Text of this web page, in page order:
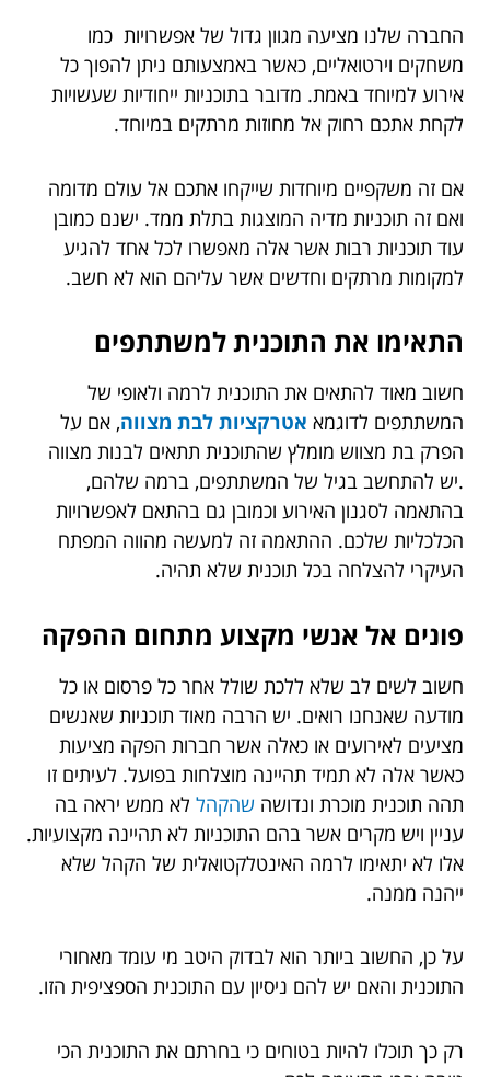
החברה שלנו מציעה מגוון גדול של אפשרויות כמו
משחקים וירטואליים, כאשר באמצעותם ניתן להפוך כל
אירוע למיוחד באמת. מדובר בתוכניות ייחודיות שעשויות
לקחת אתכם רחוק אל מחוזות מרתקים במיוחד.
אם זה משקפיים מיוחדות שייקחו אתכם אל עולם מדומה
ואם זה תוכניות מדיה המוצגות בתלת ממד. ישנם כמובן
עוד תוכניות רבות אשר אלה מאפשרו לכל אחד להגיע
למקומות מרתקים וחדשים אשר עליהם הוא לא חשב.
התאימו את התוכנית למשתתפים
חשוב מאוד להתאים את התוכנית לרמה ולאופי של
המשתתפים לדוגמא אטרקציות לבת מצווה, אם על
הפרק בת מצווש מומלץ שהתוכנית תתאים לבנות מצווה
.יש להתחשב בגיל של המשתתפים, ברמה שלהם,
בהתאמה לסגנון האירוע וכמובן גם בהתאם לאפשרויות
הכלכליות שלכם. ההתאמה זה למעשה מהווה המפתח
העיקרי להצלחה בכל תוכנית שלא תהיה.
פונים אל אנשי מקצוע מתחום ההפקה
חשוב לשים לב שלא ללכת שולל אחר כל פרסום או כל
מודעה שאנחנו רואים. יש הרבה מאוד תוכניות שאנשים
מציעים לאירועים או כאלה אשר חברות הפקה מציעות
כאשר אלה לא תמיד תהיינה מוצלחות בפועל. לעיתים זו
תהה תוכנית מוכרת ונדושה שהקהל לא ממש יראה בה
עניין ויש מקרים אשר בהם התוכניות לא תהיינה מקצועיות.
אלו לא יתאימו לרמה האינטלקטואלית של הקהל שלא
ייהנה ממנה.
על כן, החשוב ביותר הוא לבדוק היטב מי עומד מאחורי
התוכנית והאם יש להם ניסיון עם התוכנית הספציפית הזו.
רק כך תוכלו להיות בטוחים כי בחרתם את התוכנית הכי